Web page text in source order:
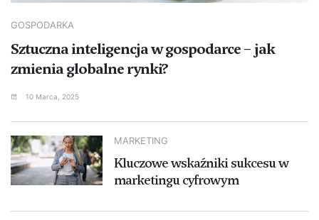
GOSPODARKA
Sztuczna inteligencja w gospodarce – jak
zmienia globalne rynki?
10 Marca, 2025
MARKETING
Kluczowe wskaźniki sukcesu w
marketingu cyfrowym